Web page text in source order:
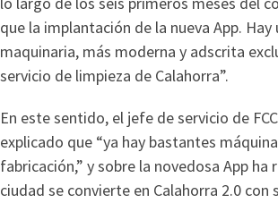
que la implantación de la nueva App.
maquinaria, más moderna y adscrita
servicio de limpieza de Calahorra”.
En este sentido, el jefe de servicio de
explicado que “ya hay bastantes
fabricación,” y sobre la novedosa App ha
ciudad se convierte en Calahorra 2.0